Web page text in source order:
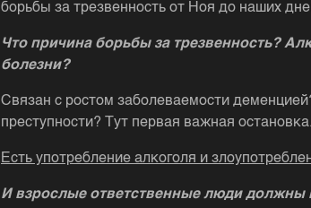
борьбы за трезвенность от Ноя до наших
Что причина борьбы за трезвенность?
болезни?
Связан с ростом заболеваемости
преступности? Тут первая важная остановка.
Есть употребление алкоголя и
И взрослые ответственные люди должны